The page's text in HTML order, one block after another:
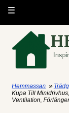
☰
Hemmassan »
Kupa Till
Ventilation,